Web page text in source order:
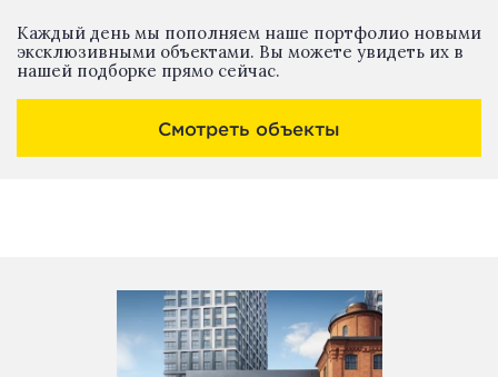
Каждый день мы пополняем наше портфолио новыми
эксклюзивными объектами. Вы можете увидеть их в
нашей подборке прямо сейчас.
Смотреть объекты